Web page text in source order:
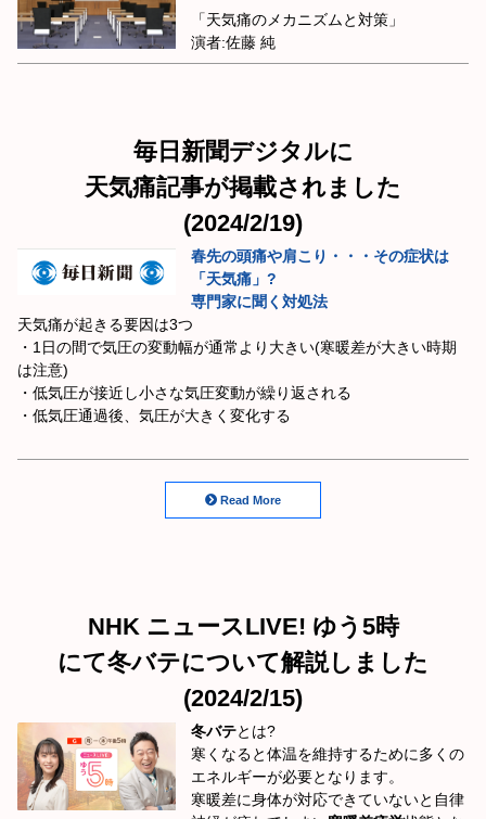
「天気痛のメカニズムと対策」
演者:佐藤 純
毎日新聞デジタルに
天気痛記事が掲載されました
(2024/2/19)
春先の頭痛や肩こり・・・その症状は
「天気痛」?
専門家に聞く対処法
天気痛が起きる要因は3つ
・1日の間で気圧の変動幅が通常より大きい(寒暖差が大きい時期
は注意)
・低気圧が接近し小さな気圧変動が繰り返される
・低気圧通過後、気圧が大きく変化する
Read More
NHK ニュースLIVE! ゆう5時
にて冬バテについて解説しました
(2024/2/15)
冬バテとは?
寒くなると体温を維持するために多くの
エネルギーが必要となります。
寒暖差に身体が対応できていないと自律